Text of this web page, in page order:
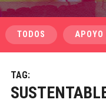
TODOS APOYO
TAG: